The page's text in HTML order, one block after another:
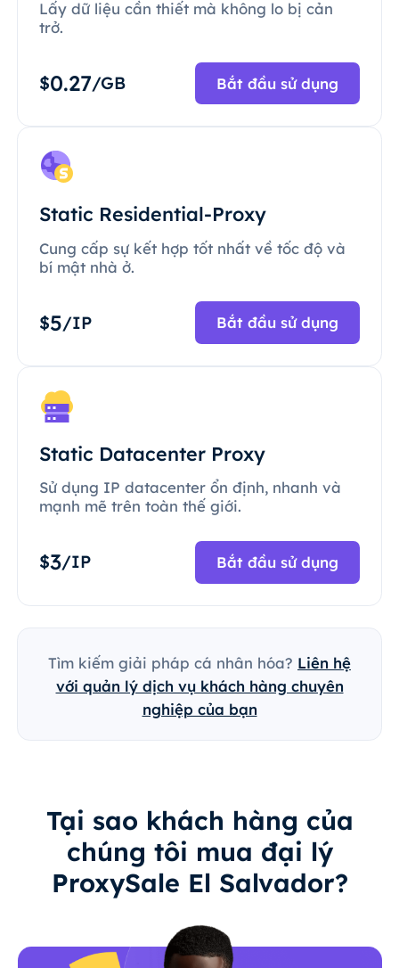
Lấy dữ liệu cần thiết mà không lo bị cản
trở.
$0.27/GB Bắt đầu sử dụng
Static Residential-Proxy
Cung cấp sự kết hợp tốt nhất về tốc độ và
bí mật nhà ở.
$5/IP Bắt đầu sử dụng
Static Datacenter Proxy
Sử dụng IP datacenter ổn định, nhanh và
mạnh mẽ trên toàn thế giới.
$3/IP Bắt đầu sử dụng
Tìm kiếm giải pháp cá nhân hóa? Liên hệ
với quản lý dịch vụ khách hàng chuyên
nghiệp của bạn
Tại sao khách hàng của
chúng tôi mua đại lý
ProxySale El Salvador?